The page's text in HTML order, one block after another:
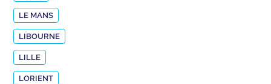
LE MANS
LIBOURNE
LILLE
LORIENT